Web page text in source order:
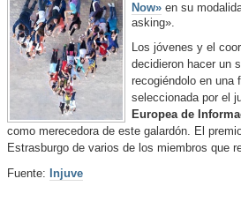
Now» en su
asking».
Los jóvenes y el
decidieron hacer un
recogiéndolo en una
seleccionada por el
Europea de
como merecedora de este galardón. El
Estrasburgo de varios de los miembros que
Fuente: Injuve